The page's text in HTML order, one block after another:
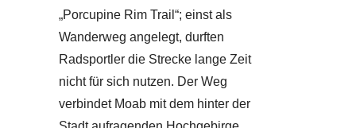
„Porcupine Rim Trail“; einst als
Wanderweg angelegt, durften
Radsportler die Strecke lange Zeit
nicht für sich nutzen. Der Weg
verbindet Moab mit dem hinter der